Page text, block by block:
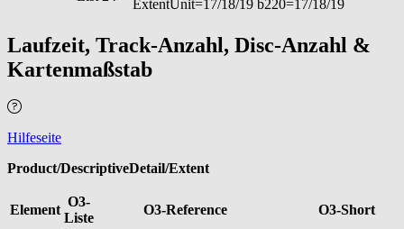
ExtentUnit=17/18/19 b220=17/18/19
Laufzeit, Track-Anzahl, Disc-Anzahl &
Kartenmaßstab
Hilfeseite
Product/DescriptiveDetail/Extent
Element
O3-
Liste
O3-Reference O3-Short